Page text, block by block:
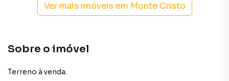
Ver mais imóveis em Monte Cristo
Sobre o imóvel
Terreno à venda.